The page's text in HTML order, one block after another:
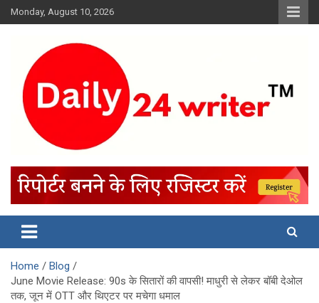
Skip
to
Monday, August 10, 2026
Home
Blog
June Movie Release: 90s के सितारों की वापसी! माधुरी से लेकर बॉबी देओल
तक, जून में OTT और थिएटर पर मचेगा धमाल